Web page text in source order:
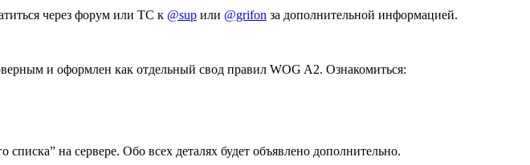
через форум или ТС к @sup или @grifon за дополнительной информацией.
и оформлен как отдельный свод правил WOG A2. Ознакомиться:
на сервере. Обо всех деталях будет объявлено дополнительно.